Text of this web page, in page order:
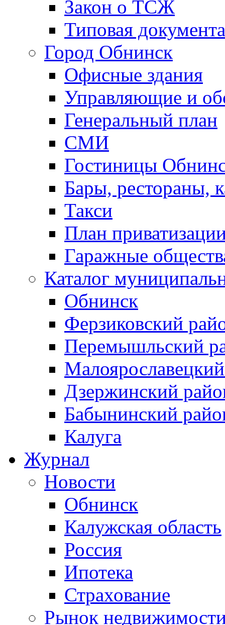
Закон о ТСЖ
Типовая
Город Обнинск
Офисные здания
Управляющие и
Генеральный план
СМИ
Гостиницы
Бары, рестораны,
Такси
План
Гаражные
Каталог
Обнинск
Ферзиковский
Перемышльский
Дзержинский
Бабынинский
Калуга
Журнал
Новости
Обнинск
Калужская область
Россия
Ипотека
Страхование
Рынок